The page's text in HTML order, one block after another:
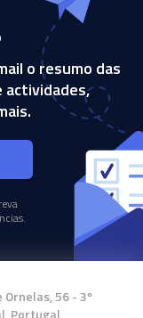
o resumo das
actividades,
Ornelas, 56 - 3º
Portugal